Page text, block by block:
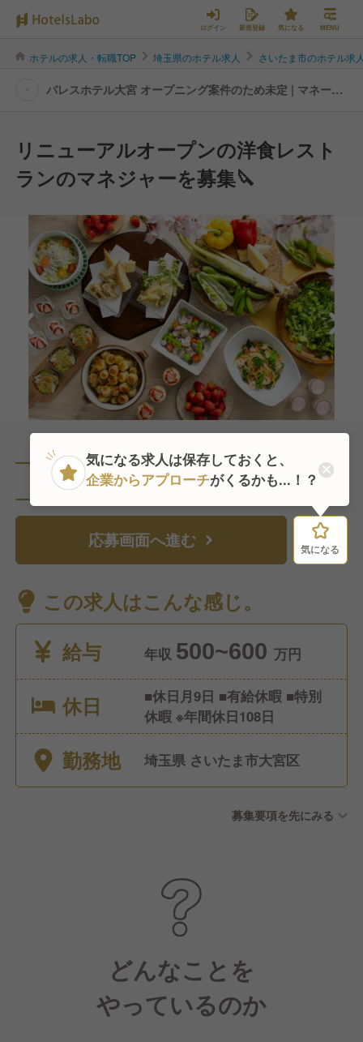
ログイン 新規登録 気になる MENU
ホテルの求人・転職TOP 埼玉県のホテル求人 さいたま市のホテル求
パレスホテル大宮 オープニング案件のため未定 | マネージ
リニューアルオープンの洋食レスト
ランのマネジャーを募集🔪
直近1人がこの求人を検討中
応募画面へ進む 気になる
この求人はこんな感じ。
給与
年収 500~600 万円
休日
■休日月9日 ■有給休暇 ■特別
休暇 ※年間休日108日
勤務地 埼玉県 さいたま市大宮区
募集要項を先にみる
どんなことを
やっているのか
気になる
気になる求人は保存しておくと、
企業からアプローチがくるかも...！？